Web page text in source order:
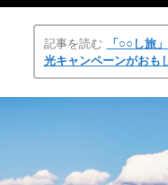
記事を読む
「○○し旅
光キャンペーンがおも